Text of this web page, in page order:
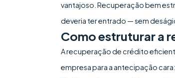
vantajoso. Recuperação bem
deveria ter entrado — sem
Como estruturar a
A recuperação de crédito
empresa para a antecipação cara: